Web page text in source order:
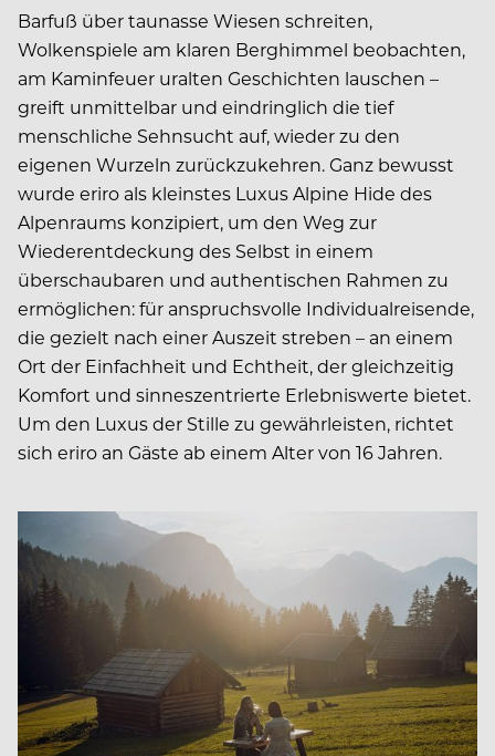
Barfuß über taunasse Wiesen schreiten,
Wolkenspiele am klaren Berghimmel beobachten,
am Kamin­feuer uralten Geschichten lauschen –
greift unmittelbar und eindringlich die tief
menschliche Sehnsucht auf, wieder zu den
eigenen Wurzeln zurückzukehren. Ganz bewusst
wurde eriro als kleinstes Luxus Alpine Hide des
Alpenraums konzipiert, um den Weg zur
Wiederentdeckung des Selbst in einem
überschaubaren und authentischen Rahmen zu
ermöglichen: für anspruchsvolle Individualreisende,
die gezielt nach einer Auszeit streben – an einem
Ort der Einfachheit und Echtheit, der gleichzeitig
Komfort und sinneszentrierte Erlebniswerte bietet.
Um den Luxus der Stille zu gewährleisten, richtet
sich eriro an Gäste ab einem Alter von 16 Jahren.